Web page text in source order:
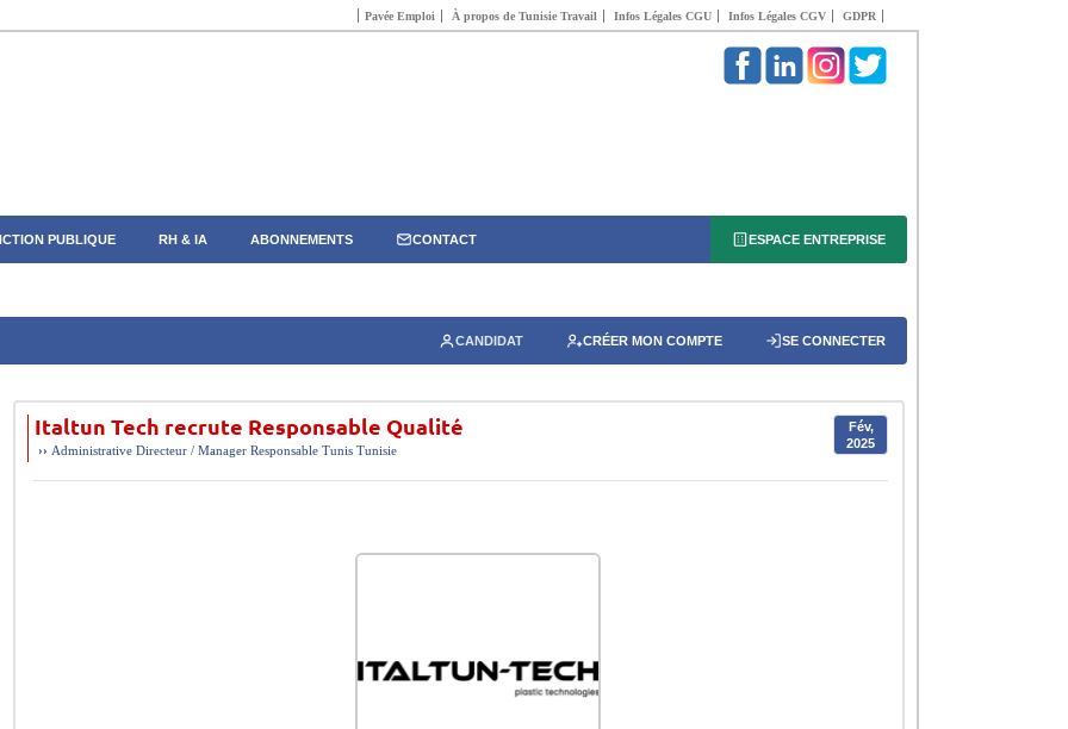
Pavée Emploi À propos de Tunisie Travail Infos Légales CGU Infos Légales CGV GDPR
PUBLIQUE RH & IA ABONNEMENTS CONTACT ESPACE ENTREPRISE
CANDIDAT CRÉER MON COMPTE SE CONNECTER
Italtun Tech recrute Responsable Qualité
Fév,
2025
›› Administrative Directeur / Manager Responsable Tunis Tunisie